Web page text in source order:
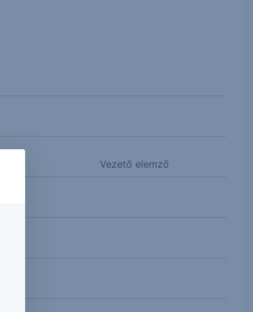
Vezető elemző